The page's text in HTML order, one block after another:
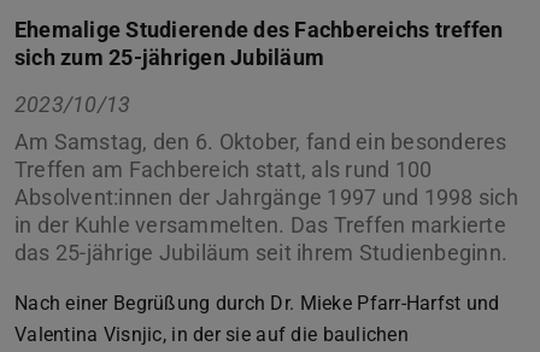
Ehemalige Studierende des Fachbereichs treffen
sich zum 25-jährigen Jubiläum
2023/10/13
Am Samstag, den 6. Oktober, fand ein besonderes
Treffen am Fachbereich statt, als rund 100
Absolvent:innen der Jahrgänge 1997 und 1998 sich
in der Kuhle versammelten. Das Treffen markierte
das 25-jährige Jubiläum seit ihrem Studienbeginn.
Nach einer Begrüßung durch Dr. Mieke Pfarr-Harfst und
Valentina Visnjic, in der sie auf die baulichen